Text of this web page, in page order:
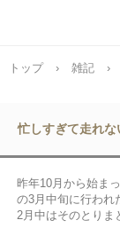
トップ › 雑記 ›
忙しすぎて走れ
昨年10月から始ま
の3月中旬に行われ
2月中はそのとりま